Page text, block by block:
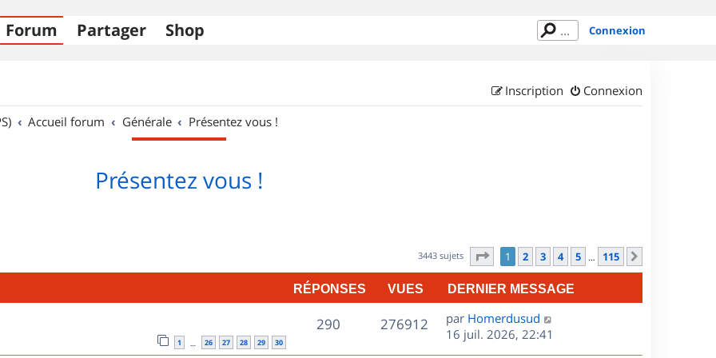
Forum Partager Shop Connexion
Connexion
Inscription
Accueil forum Générale Présentez vous !
Présentez vous !
3443 sujets Page sur115
1 2 3 4 5 … 115
RÉPONSES VUES DERNIER MESSAGE
1 … 26 27 28 29 30
290R
é
276912V
u
D
e
par Homerdusud
16 juil. 2026, 22:41